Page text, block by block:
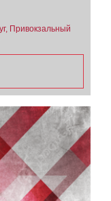
Привокзальный